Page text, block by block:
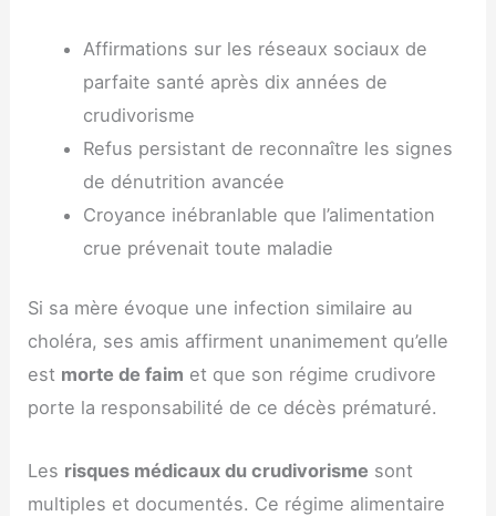
Affirmations sur les réseaux sociaux de
parfaite santé après dix années de
crudivorisme
Refus persistant de reconnaître les signes
de dénutrition avancée
Croyance inébranlable que l’alimentation
crue prévenait toute maladie
Si sa mère évoque une infection similaire au
choléra, ses amis affirment unanimement qu’elle
est morte de faim et que son régime crudivore
porte la responsabilité de ce décès prématuré.
Les risques médicaux du crudivorisme sont
multiples et documentés. Ce régime alimentaire